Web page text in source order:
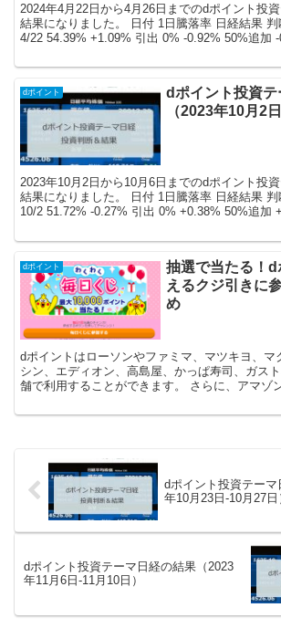
2024年4月22日から4月26日までのdポイント投
結果になりました。 日付 1日騰落率 日経結果
4/22 54.39% +1.09% 引出 0% -0.92% 50%追加 -
dポイント
dポイント投資
（2023年10月2
2023年10月2日から10月6日までのdポイント投
結果になりました。 日付 1日騰落率 日経結果
10/2 51.72% -0.27% 引出 0% +0.38% 50%追加
dポイント
抽選で当たる！d
えるクジ引きに
め
dポイントはローソンやファミマ、マツキヨ、マ
シン、エディオン、高島屋、かっぱ寿司、ガス
舗で利用することができます。 さらに、アマゾ
dポイント投資テー
年10月23日-10月27日
dポイント投資テーマ日経の結果（2023
年11月6日-11月10日）